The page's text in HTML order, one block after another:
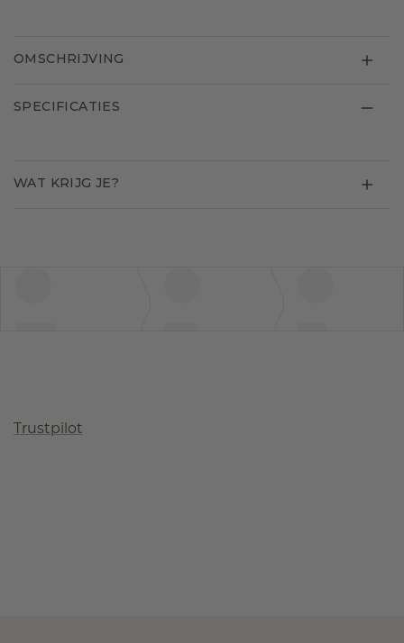
OMSCHRIJVING
SPECIFICATIES
WAT KRIJG JE?
Trustpilot